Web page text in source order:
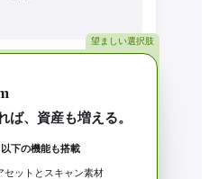
望ましい選択肢
ば、資産も増える。
下の機能も搭載
セットとスキャン素材